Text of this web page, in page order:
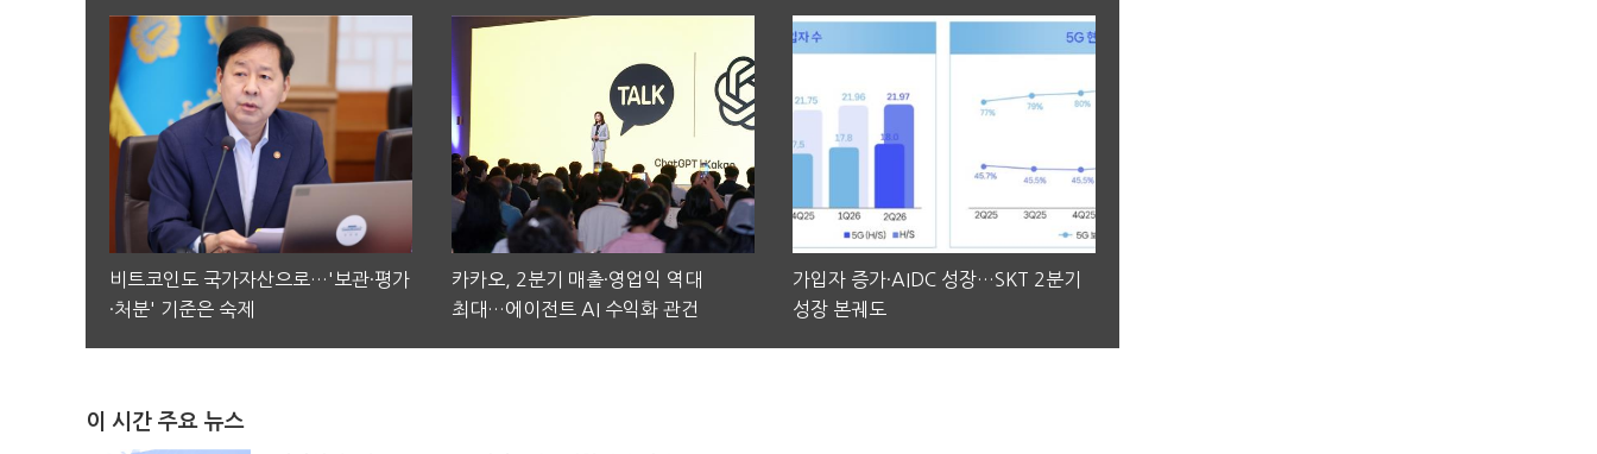
비트코인도 국가자산으로…'보관·평가
·처분' 기준은 숙제
카카오, 2분기 매출·영업익 역대
최대…에이전트 AI 수익화 관건
가입자 증가·AIDC 성장…SKT 2분기
성장 본궤도
이 시간 주요 뉴스